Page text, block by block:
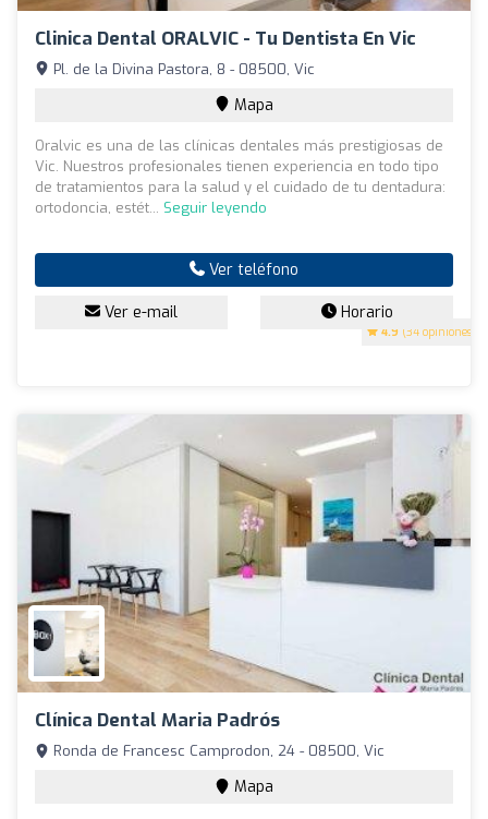
Clinica Dental ORALVIC - Tu Dentista En Vic
4.9 (34 opiniones)
Pl. de la Divina Pastora, 8 - 08500, Vic
Mapa
Oralvic es una de las clínicas dentales más prestigiosas de
Vic. Nuestros profesionales tienen experiencia en todo tipo
de tratamientos para la salud y el cuidado de tu dentadura:
ortodoncia, estét... Seguir leyendo
Ver teléfono
Ver e-mail Horario
Clínica Dental Maria Padrós
Ronda de Francesc Camprodon, 24 - 08500, Vic
Mapa